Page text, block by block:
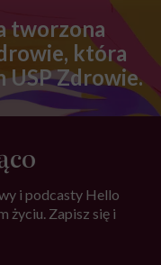
tworzona
która
USP Zdrowie.
i podcasty Hello
życiu. Zapisz się i